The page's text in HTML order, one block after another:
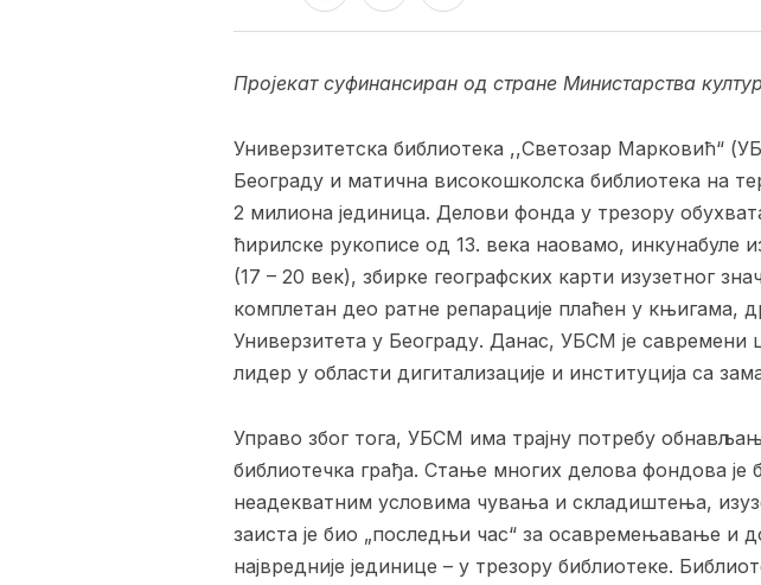
Пројекат суфинансиран од стране Министарства
Универзитетска библиотека ,,Светозар Марковић“
Београду и матична високошколска библиотека на
2 милиона јединица. Делови фонда у трезору
ћирилске рукописе од 13. века наовамо, инкунабуле
(17 – 20 век), збирке географских карти изузетног
комплетан део ратне репарације плаћен у књигама,
Универзитета у Београду. Данас, УБСМ је
лидер у области дигитализације и институција са
Управо због тога, УБСМ има трајну потребу
библиотечка грађа. Стање многих делова фондова
неадекватним условима чувања и складиштења,
заиста је био „последњи час“ за осавремењавање и
највредније јединице – у трезору библиотеке.